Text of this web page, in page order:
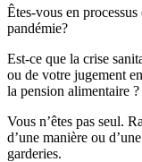
Êtes-vous en
pandémie?
Est-ce que la crise
ou de votre jugement
la pension alimentaire ?
Vous n’êtes pas seul.
d’une manière ou
garderies.